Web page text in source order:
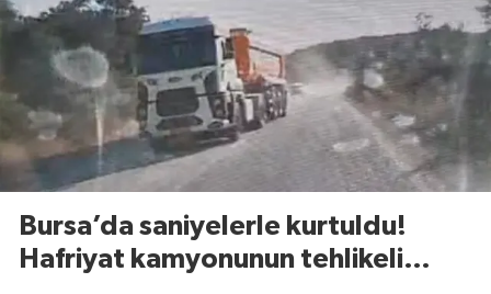
Bursa’da saniyelerle kurtuldu!
Hafriyat kamyonunun tehlikeli